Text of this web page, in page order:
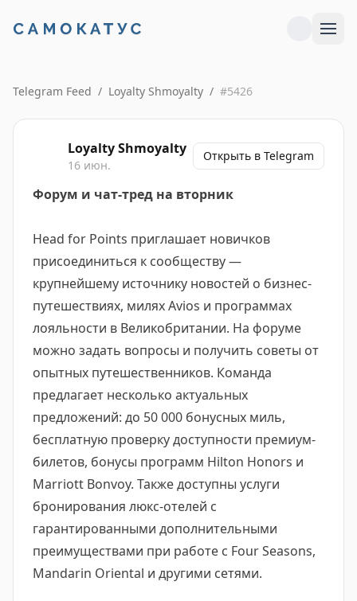
Telegram Feed / Loyalty Shmoyalty / #5426
Loyalty Shmoyalty
16 июн.
Открыть в Telegram
Форум и чат-тред на вторник
Head for Points приглашает новичков
присоединиться к сообществу —
крупнейшему источнику новостей о бизнес-
путешествиях, милях Avios и программах
лояльности в Великобритании. На форуме
можно задать вопросы и получить советы от
опытных путешественников. Команда
предлагает несколько актуальных
предложений: до 50 000 бонусных миль,
бесплатную проверку доступности премиум-
билетов, бонусы программ Hilton Honors и
Marriott Bonvoy. Также доступны услуги
бронирования люкс-отелей с
гарантированными дополнительными
преимуществами при работе с Four Seasons,
Mandarin Oriental и другими сетями.